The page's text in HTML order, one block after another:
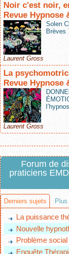
Noir c'est noir,
Revue Hypnose
Solen
Brèves
Laurent Gross
La
Revue Hypnose
Laurent Gross
Forum de
praticiens
Derniers sujets
La puissance
Nouvelle
Problème social
Enquête